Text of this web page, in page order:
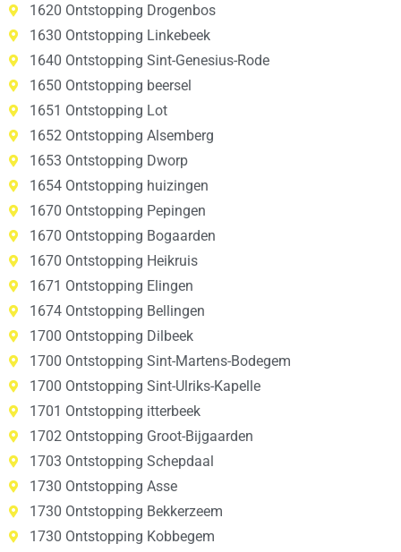
1620 Ontstopping Drogenbos
1630 Ontstopping Linkebeek
1640 Ontstopping Sint-Genesius-Rode
1650 Ontstopping beersel
1651 Ontstopping Lot
1652 Ontstopping Alsemberg
1653 Ontstopping Dworp
1654 Ontstopping huizingen
1670 Ontstopping Pepingen
1670 Ontstopping Bogaarden
1670 Ontstopping Heikruis
1671 Ontstopping Elingen
1674 Ontstopping Bellingen
1700 Ontstopping Dilbeek
1700 Ontstopping Sint-Martens-Bodegem
1700 Ontstopping Sint-Ulriks-Kapelle
1701 Ontstopping itterbeek
1702 Ontstopping Groot-Bijgaarden
1703 Ontstopping Schepdaal
1730 Ontstopping Asse
1730 Ontstopping Bekkerzeem
1730 Ontstopping Kobbegem